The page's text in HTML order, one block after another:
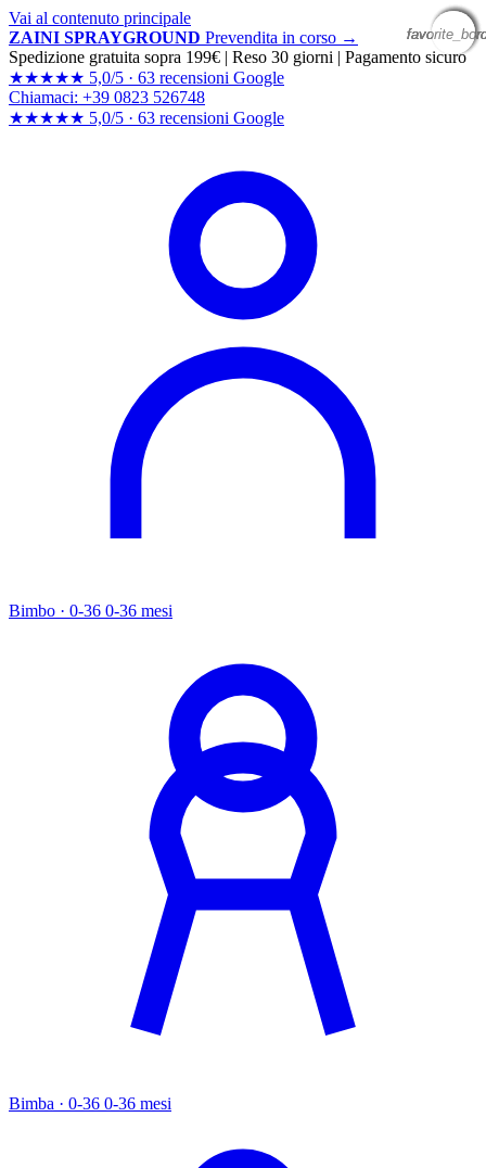
Vai al contenuto principale
ZAINI SPRAYGROUND Prevendita in corso →
Spedizione gratuita sopra 199€ | Reso 30 giorni | Pagamento sicuro
★★★★★ 5,0/5 · 63 recensioni Google
Chiamaci: +39 0823 526748
★★★★★ 5,0/5 · 63 recensioni Google
Bimbo · 0-36 0-36 mesi
Bimba · 0-36 0-36 mesi